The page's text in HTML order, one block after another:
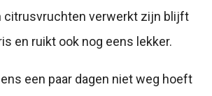
citrusvruchten verwerkt zijn blijft
en ruikt ook nog eens lekker.
een paar dagen niet weg hoeft